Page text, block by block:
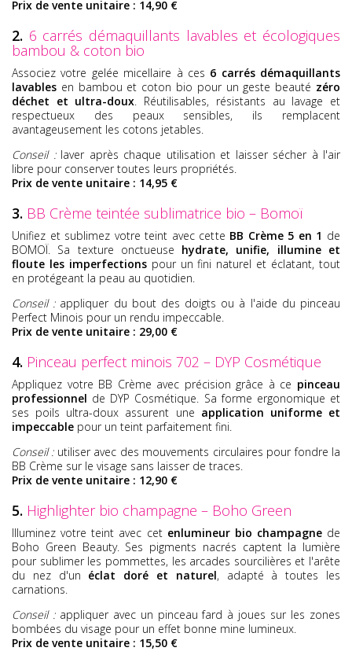
Prix de vente unitaire : 14,90 €
2. 6 carrés démaquillants lavables et écologiques
bambou & coton bio
Associez votre gelée micellaire à ces 6 carrés démaquillants
lavables en bambou et coton bio pour un geste beauté zéro
déchet et ultra-doux. Réutilisables, résistants au lavage et
respectueux des peaux sensibles, ils remplacent
avantageusement les cotons jetables.
Conseil :laver après chaque utilisation et laisser sécher à l'air
libre pour conserver toutes leurs propriétés.
Prix de vente unitaire : 14,95 €
3. BB Crème teintée sublimatrice bio – Bomoï
Unifiez et sublimez votre teint avec cette BB Crème 5 en 1 de
BOMOÏ. Sa texture onctueuse hydrate, unifie, illumine et
floute les imperfectionspour un fini naturel et éclatant, tout
en protégeant la peau au quotidien.
Conseil :appliquer du bout des doigts ou à l'aide du pinceau
Perfect Minois pour un rendu impeccable.
Prix de vente unitaire : 29,00 €
4. Pinceau perfect minois 702 – DYP Cosmétique
Appliquez votre BB Crème avec précision grâce à ce pinceau
professionnel de DYP Cosmétique. Sa forme ergonomique et
ses poils ultra-doux assurent une application uniforme et
impeccable pour un teint parfaitement fini.
Conseil :utiliser avec des mouvements circulaires pour fondre la
BB Crème sur le visage sans laisser de traces.
Prix de vente unitaire : 12,90 €
5. Highlighter bio champagne – Boho Green
Illuminez votre teint avec cet enlumineur bio champagnede
Boho Green Beauty. Ses pigments nacrés captent la lumière
pour sublimer les pommettes, les arcades sourcilières et l'arête
du nez d'un éclat doré et naturel, adapté à toutes les
carnations.
Conseil :appliquer avec un pinceau fard à joues sur les zones
bombées du visage pour un effet bonne mine lumineux.
Prix de vente unitaire : 15,50 €